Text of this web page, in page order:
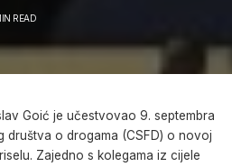
READ
Goić je učestvovao 9. septembra
društva o drogama (CSFD) o novoj
Zajedno s kolegama iz cijele